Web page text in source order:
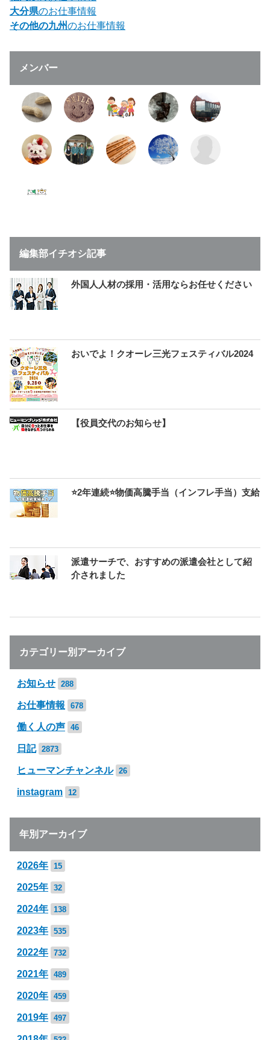
大分県のお仕事情報
その他の九州のお仕事情報
メンバー
編集部イチオシ記事
外国人人材の採用・活用ならお任せください
おいでよ！クオーレ三光フェスティバル2024
【役員交代のお知らせ】
⭐2年連続⭐物価高騰手当（インフレ手当）支給
派遣サーチで、おすすめの派遣会社として紹
介されました
カテゴリー別アーカイブ
お知らせ 288
お仕事情報 678
働く人の声 46
日記 2873
ヒューマンチャンネル 26
instagram 12
年別アーカイブ
2026年 15
2025年 32
2024年 138
2023年 535
2022年 732
2021年 489
2020年 459
2019年 497